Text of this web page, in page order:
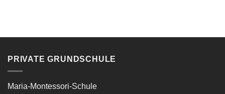
PRIVATE GRUNDSCHULE
Maria-Montessori-Schule